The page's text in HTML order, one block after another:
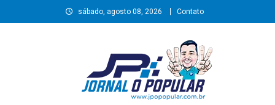
to
sábado, agosto 08, 2026 Contato